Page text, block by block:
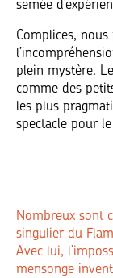
semée
Complices, nous
plein mystère.
comme des
les plus
spectacle pour
Nombreux sont
singulier du
Avec lui,
mensonge